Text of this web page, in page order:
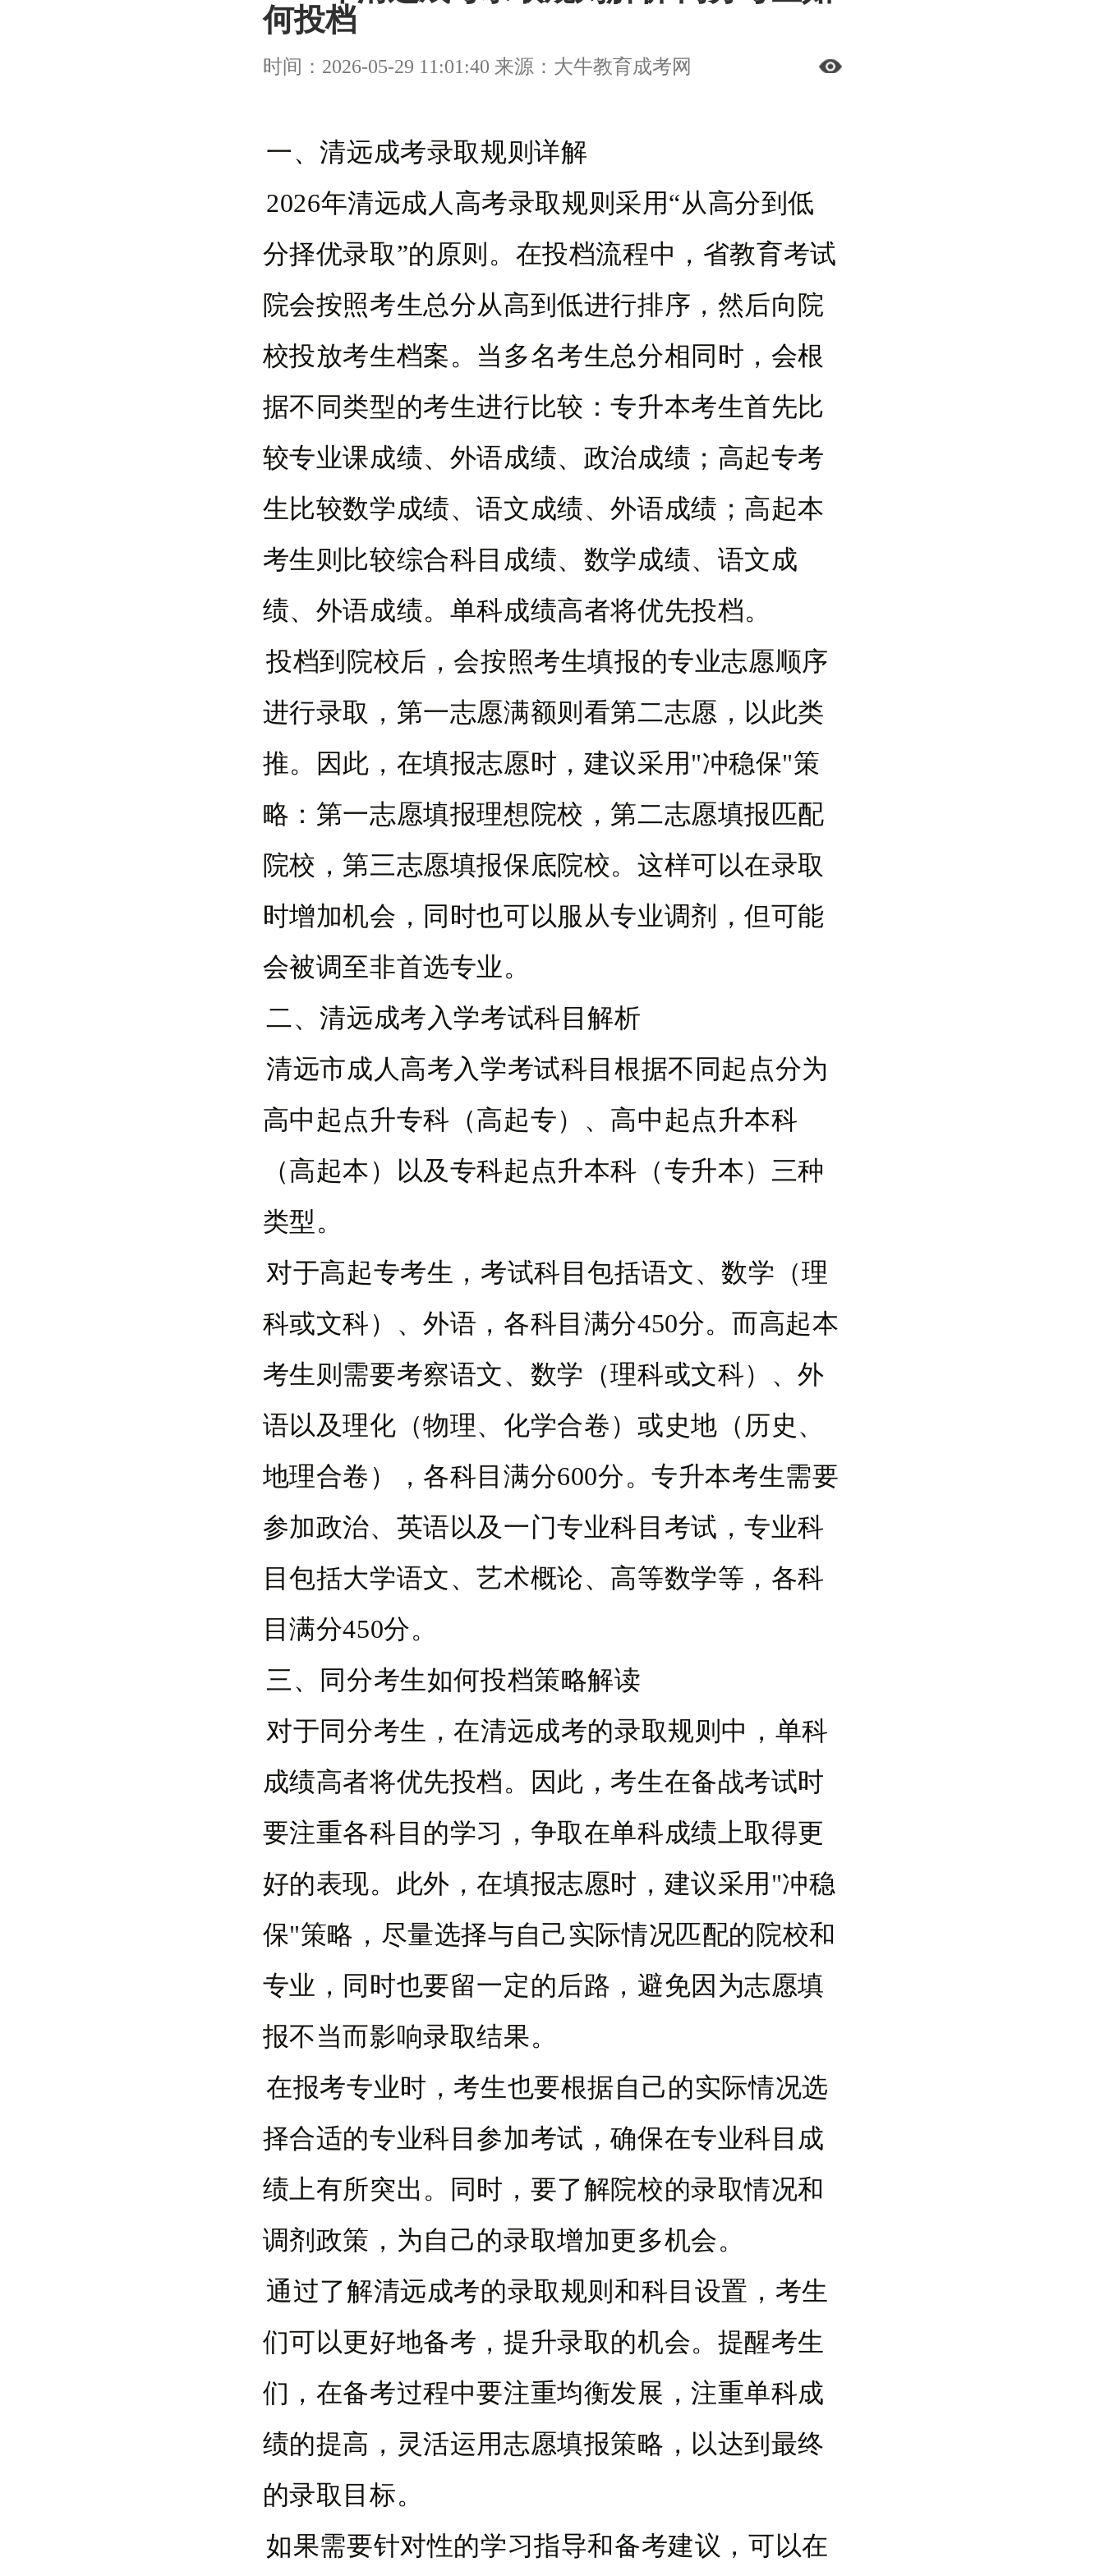
何投档
时间：2026-05-29 11:01:40 来源：大牛教育成考网
一、清远成考录取规则详解
2026年清远成人高考录取规则采用“从高分到低
分择优录取”的原则。在投档流程中，省教育考试
院会按照考生总分从高到低进行排序，然后向院
校投放考生档案。当多名考生总分相同时，会根
据不同类型的考生进行比较：专升本考生首先比
较专业课成绩、外语成绩、政治成绩；高起专考
生比较数学成绩、语文成绩、外语成绩；高起本
考生则比较综合科目成绩、数学成绩、语文成
绩、外语成绩。单科成绩高者将优先投档。
投档到院校后，会按照考生填报的专业志愿顺序
进行录取，第一志愿满额则看第二志愿，以此类
推。因此，在填报志愿时，建议采用"冲稳保"策
略：第一志愿填报理想院校，第二志愿填报匹配
院校，第三志愿填报保底院校。这样可以在录取
时增加机会，同时也可以服从专业调剂，但可能
会被调至非首选专业。
二、清远成考入学考试科目解析
清远市成人高考入学考试科目根据不同起点分为
高中起点升专科（高起专）、高中起点升本科
（高起本）以及专科起点升本科（专升本）三种
类型。
对于高起专考生，考试科目包括语文、数学（理
科或文科）、外语，各科目满分450分。而高起本
考生则需要考察语文、数学（理科或文科）、外
语以及理化（物理、化学合卷）或史地（历史、
地理合卷），各科目满分600分。专升本考生需要
参加政治、英语以及一门专业科目考试，专业科
目包括大学语文、艺术概论、高等数学等，各科
目满分450分。
三、同分考生如何投档策略解读
对于同分考生，在清远成考的录取规则中，单科
成绩高者将优先投档。因此，考生在备战考试时
要注重各科目的学习，争取在单科成绩上取得更
好的表现。此外，在填报志愿时，建议采用"冲稳
保"策略，尽量选择与自己实际情况匹配的院校和
专业，同时也要留一定的后路，避免因为志愿填
报不当而影响录取结果。
在报考专业时，考生也要根据自己的实际情况选
择合适的专业科目参加考试，确保在专业科目成
绩上有所突出。同时，要了解院校的录取情况和
调剂政策，为自己的录取增加更多机会。
通过了解清远成考的录取规则和科目设置，考生
们可以更好地备考，提升录取的机会。提醒考生
们，在备考过程中要注重均衡发展，注重单科成
绩的提高，灵活运用志愿填报策略，以达到最终
的录取目标。
如果需要针对性的学习指导和备考建议，可以在